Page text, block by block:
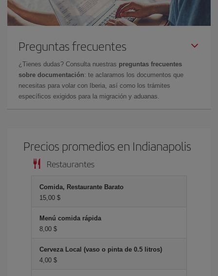
Preguntas frecuentes
¿Tienes dudas? Consulta nuestras preguntas frecuentes
sobre documentación: te aclaramos los documentos que
necesitas para volar con Iberia, así como los trámites
específicos exigidos para la migración y aduanas.
Precios promedios en Indianapolis
Restaurantes
Comida, Restaurante Barato
15,00 $
Menú comida rápida
8,00 $
Cerveza Local (vaso o pinta de 0.5 litros)
4,00 $